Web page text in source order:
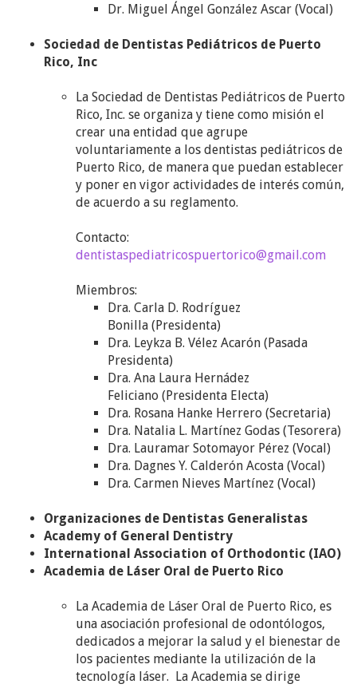
Dr. Miguel Ángel González Ascar (Vocal)
Sociedad de Dentistas Pediátricos de Puerto
Rico, Inc
La Sociedad de Dentistas Pediátricos de Puerto
Rico, Inc. se organiza y tiene como misión el
crear una entidad que agrupe
voluntariamente a los dentistas pediátricos de
Puerto Rico, de manera que puedan establecer
y poner en vigor actividades de interés común,
de acuerdo a su reglamento.
Contacto:
dentistaspediatricospuertorico@gmail.com
Miembros:
Dra. Carla D. Rodríguez
Bonilla (Presidenta)
Dra. Leykza B. Vélez Acarón (Pasada
Presidenta)
Dra. Ana Laura Hernádez
Feliciano (Presidenta Electa)
Dra. Rosana Hanke Herrero (Secretaria)
Dra. Natalia L. Martínez Godas (Tesorera)
Dra. Lauramar Sotomayor Pérez (Vocal)
Dra. Dagnes Y. Calderón Acosta (Vocal)
Dra. Carmen Nieves Martínez (Vocal)​
Organizaciones de Dentistas Generalistas
Academy of General Dentistry
International Association of Orthodontic (IAO)
Academia de Láser Oral de Puerto Rico
La Academia de Láser Oral de Puerto Rico, es
una asociación profesional de odontólogos,
dedicados a mejorar la salud y el bienestar de
los pacientes mediante la utilización de la
tecnología láser. La Academia se dirige